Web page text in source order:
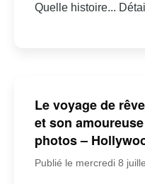
Quelle histoire...
Le voyage de
et son
photos –
Publié le mercredi 8